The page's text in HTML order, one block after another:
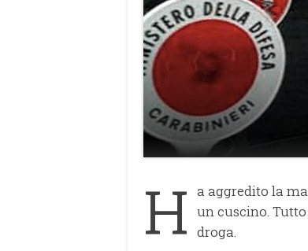
H a aggredito la
un cuscino.
droga.